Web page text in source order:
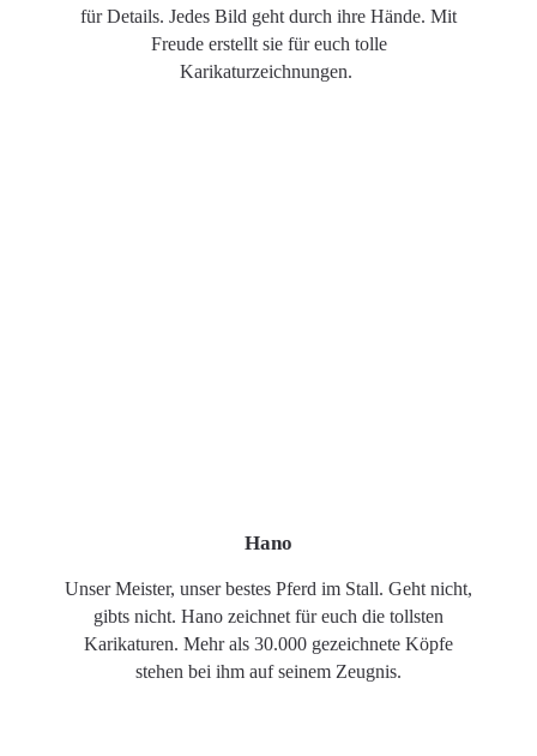
für Details. Jedes Bild geht durch ihre Hände. Mit
Freude erstellt sie für euch tolle
Karikaturzeichnungen.
Hano
Unser Meister, unser bestes Pferd im Stall. Geht nicht,
gibts nicht. Hano zeichnet für euch die tollsten
Karikaturen. Mehr als 30.000 gezeichnete Köpfe
stehen bei ihm auf seinem Zeugnis.